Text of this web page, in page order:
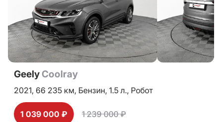
Geely Coolray
2021, 66 235 км, Бензин, 1.5 л., Робот
1 039 000 ₽ 1 239 000 ₽